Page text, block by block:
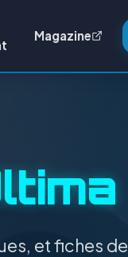
Magazine
et fiches de